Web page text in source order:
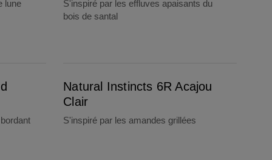
lune
S'inspiré par les effluves apaisants du
bois de santal
Natural Instincts 6R Acajou
Clair
S'inspiré par les amandes grillées